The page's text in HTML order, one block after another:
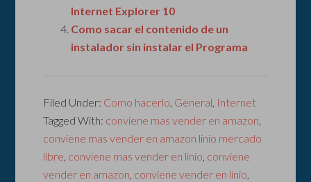
Internet Explorer 10
Como sacar el contenido de un
instalador sin instalar el Programa
Filed Under: Como hacerlo General Internet
Tagged With: conviene mas vender en amazon
conviene mas vender en amazon linio mercado
libre conviene mas vender en linio conviene
vender en amazon conviene vender en linio